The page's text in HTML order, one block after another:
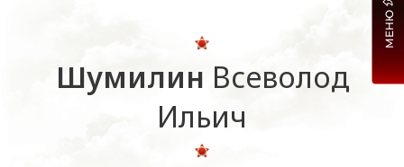
Шумилин Всеволод
Ильич
МЕНЮ